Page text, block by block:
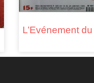
L’Evénement